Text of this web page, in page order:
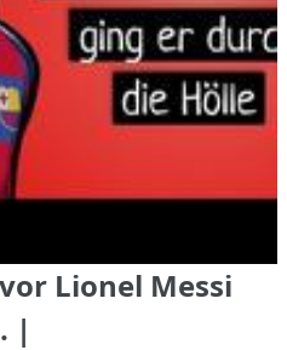
Lionel Messi
|